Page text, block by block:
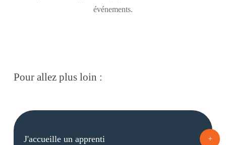
événements.
Pour allez plus loin :
J'accueille un apprenti +